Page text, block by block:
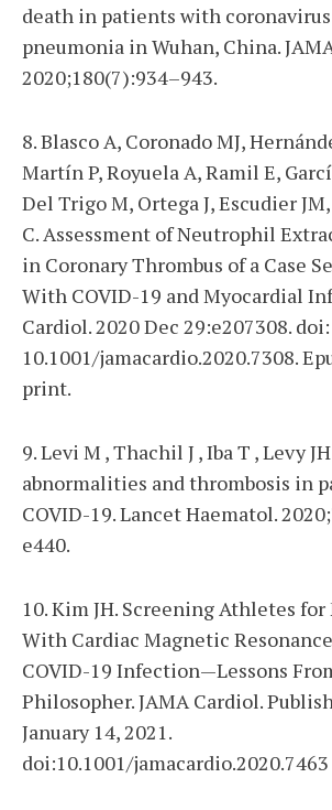
death in patients with coronavirus
pneumonia in Wuhan, China.
2020;180(7):934–943.
8. Blasco A, Coronado MJ,
Martín P, Royuela A, Ramil E,
Del Trigo M, Ortega J, Escudier
C. Assessment of Neutrophil
in Coronary Thrombus of a Case
With COVID-19 and Myocardial
Cardiol. 2020 Dec 29:e207308. doi:
10.1001/jamacardio.2020.7308.
print.
9. Levi M , Thachil J , Iba T , Levy
abnormalities and thrombosis in
COVID-19. Lancet Haematol.
e440.
10. Kim JH. Screening Athletes
With Cardiac Magnetic
COVID-19 Infection—Lessons
Philosopher. JAMA Cardiol.
January 14, 2021.
doi:10.1001/jamacardio.2020.7463